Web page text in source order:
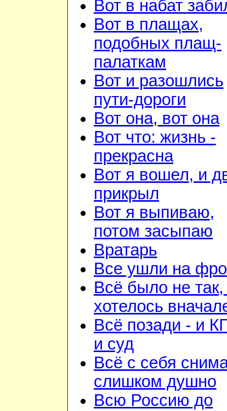
Вот в набат
Вот в плащах,
подобных плащ-
палаткам
Вот и разошлись
пути-дороги
Вот она, вот она
Вот что: жизнь -
прекрасна
Вот я вошел, и
прикрыл
Вот я выпиваю,
потом засыпаю
Вратарь
Все ушли на
Всё было не так,
хотелось
Всё позади - и
и суд
Всё с себя
слишком душно
Всю Россию до